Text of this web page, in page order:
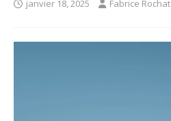
janvier 18, 2025 Fabrice Rochat